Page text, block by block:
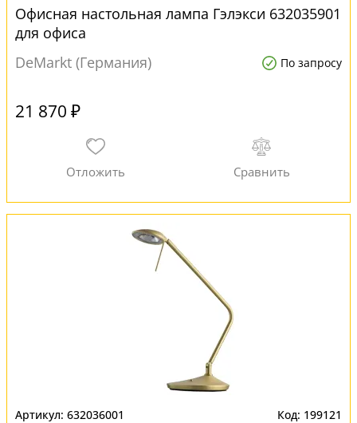
Офисная настольная лампа Гэлэкси 632035901
для офиса
DeMarkt (Германия)
По запросу
21 870 ₽
632036001 199121